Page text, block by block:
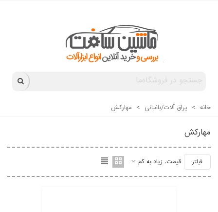
خانه > یراق آلات/باغبانی > مهارکش
مهارکش
فیلتر قیمت، زیاد به کم